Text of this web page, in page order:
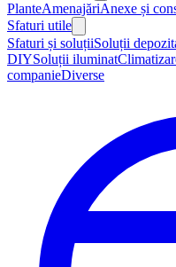
PlanteAmenajăriAnexe și
Sfaturi utile
Sfaturi și soluțiiSoluții
DIYSoluții iluminat
companieDiverse